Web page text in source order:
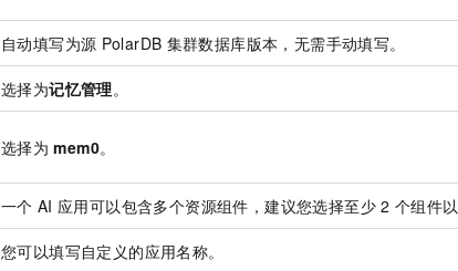
自动填写为源 PolarDB 集群数据库版本，无需手动填写。
选择为记忆管理。
选择为 mem0。
一个 AI 应用可以包含多个资源组件，建议您选择至少 2 个组件
您可以填写自定义的应用名称。